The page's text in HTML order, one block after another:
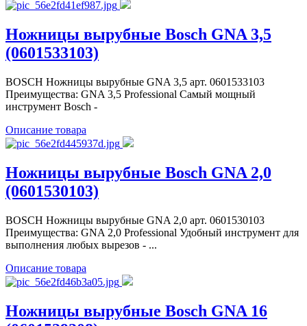
Ножницы вырубные Bosch GNA 3,5
(0601533103)
BOSCH Ножницы вырубные GNA 3,5 арт. 0601533103
Преимущества: GNA 3,5 Professional Самый мощный
инструмент Bosch -
Описание товара
Ножницы вырубные Bosch GNA 2,0
(0601530103)
BOSCH Ножницы вырубные GNA 2,0 арт. 0601530103
Преимущества: GNA 2,0 Professional Удобный инструмент для
выполнения любых вырезов - ...
Описание товара
Ножницы вырубные Bosch GNA 16